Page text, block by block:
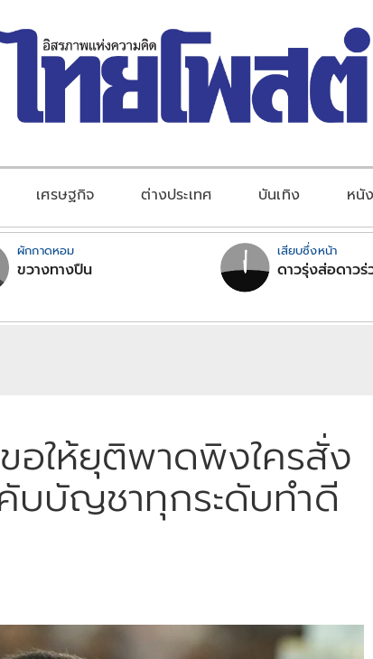
เศรษฐกิจ ต่างประเทศ บันเทิง หนั
ผักกาดหอม
ขวางทางปืน
เสียบซึ่งหน้า
ดาวรุ่งส่อดาวร่
ให้ยุติพาดพิงใครสั่ง
บบัญชาทุกระดับทำดี